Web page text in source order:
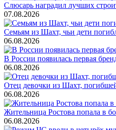
Слюсарь наградил лучших
07.08.2026
Семьям из Шахт, чьи дети
06.08.2026
В России появилась первая
06.08.2026
Отец девочки из Шахт,
06.08.2026
Жительница Ростова попала в
06.08.2026